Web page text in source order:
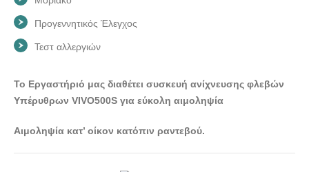
ΜΙΚΡΟΒΙΟΛΟΓΙΚΟ ΕΡΓΑΣΤΗΡΙΟ ΑΝΔΡΟΣ ΓΑΥΡΙΟ |
ΜΙΚΡΟΒΙΟΛΟΓΙΚΟ ΕΡΓΑΣΤΗΡΙΟ ΑΝΔΡΟΣ ΓΑΥΡΙΟ |
Προγεννητικός Έλεγχος
Τεστ αλλεργιών
Το Εργαστήριό μας διαθέτει συσκευή ανίχνευσης φλεβών
Υπέρυθρων VIVO500S για εύκολη αιμοληψία
Αιμοληψία κατ’ οίκον κατόπιν ραντεβού.